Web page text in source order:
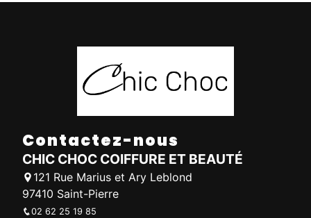
Contactez-nous
CHIC CHOC COIFFURE ET BEAUTÉ
121 Rue Marius et Ary Leblond
97410 Saint-Pierre
02 62 25 19 85